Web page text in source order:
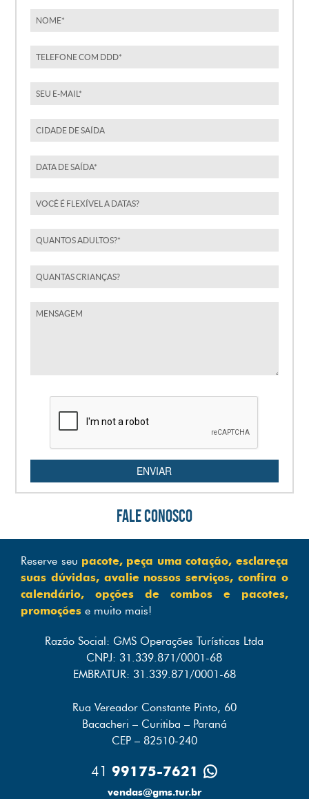
ENVIAR
FALE CONOSCO
Reserve seu pacote, peça uma cotação, esclareça
suas dúvidas, avalie nossos serviços, confira o
calendário, opções de combos e pacotes,
promoções e muito mais!
Razão Social: GMS Operações Turísticas Ltda
CNPJ: 31.339.871/0001-68
EMBRATUR: 31.339.871/0001-68
Rua Vereador Constante Pinto, 60
Bacacheri – Curitiba – Paraná
CEP – 82510-240
41 99175-7621
vendas@gms.tur.br